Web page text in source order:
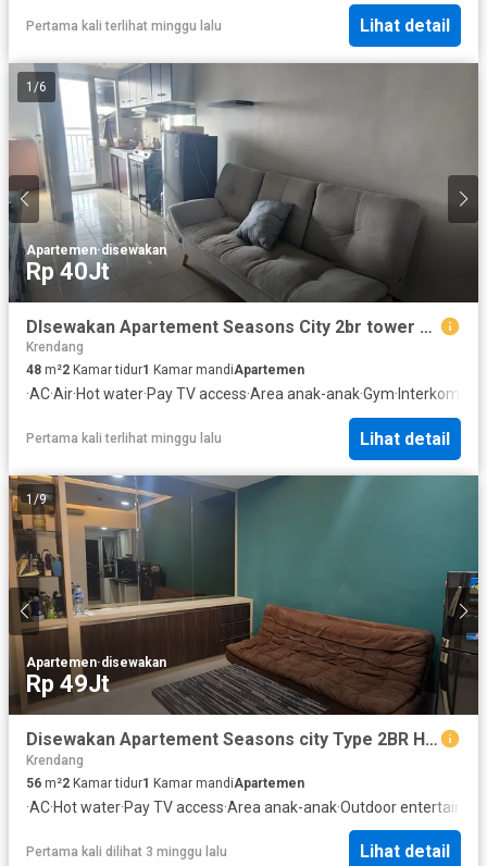
Pertama kali terlihat minggu lalu Lihat detail
1 /6
Apartemen·disewakan
Rp 40Jt
DIsewakan Apartement Seasons City 2br tower B lantai pertengahan
Krendang
48 m²2 Kamar tidur1 Kamar mandiApartemen
·AC·Air·Hot water·Pay TV access·Area anak-anak·Gym· Interkom
Pertama kali terlihat minggu lalu Lihat detail
1/9
Apartemen·disewakan
Rp 49Jt
Disewakan Apartement Seasons city Type 2BR Hook unit jarang ada
Krendang
56 m²2 Kamar tidur1 Kamar mandiApartemen
·AC·Hot water·Pay TV access·Area anak-anak·Outdoor entertaining
Pertama kali dilihat 3 minggu lalu Lihat detail